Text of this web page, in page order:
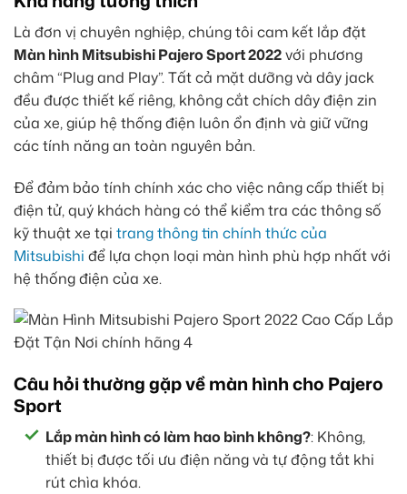
Là đơn vị chuyên nghiệp, chúng tôi cam kết lắp đặt
Màn hình Mitsubishi Pajero Sport 2022với phương
châm “Plug and Play”. Tất cả mặt dưỡng và dây jack
đều được thiết kế riêng, không cắt chích dây điện zin
của xe, giúp hệ thống điện luôn ổn định và giữ vững
các tính năng an toàn nguyên bản.
Để đảm bảo tính chính xác cho việc nâng cấp thiết bị
điện tử, quý khách hàng có thể kiểm tra các thông số
kỹ thuật xe tại trang thông tin chính thức của
Mitsubishi để lựa chọn loại màn hình phù hợp nhất với
hệ thống điện của xe.
Câu hỏi thường gặp về màn hình cho Pajero
Sport
Lắp màn hình có làm hao bình không?: Không,
thiết bị được tối ưu điện năng và tự động tắt khi
rút chìa khóa.